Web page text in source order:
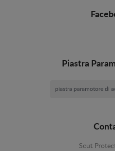
Piastra
piastra paramotore di
Scut